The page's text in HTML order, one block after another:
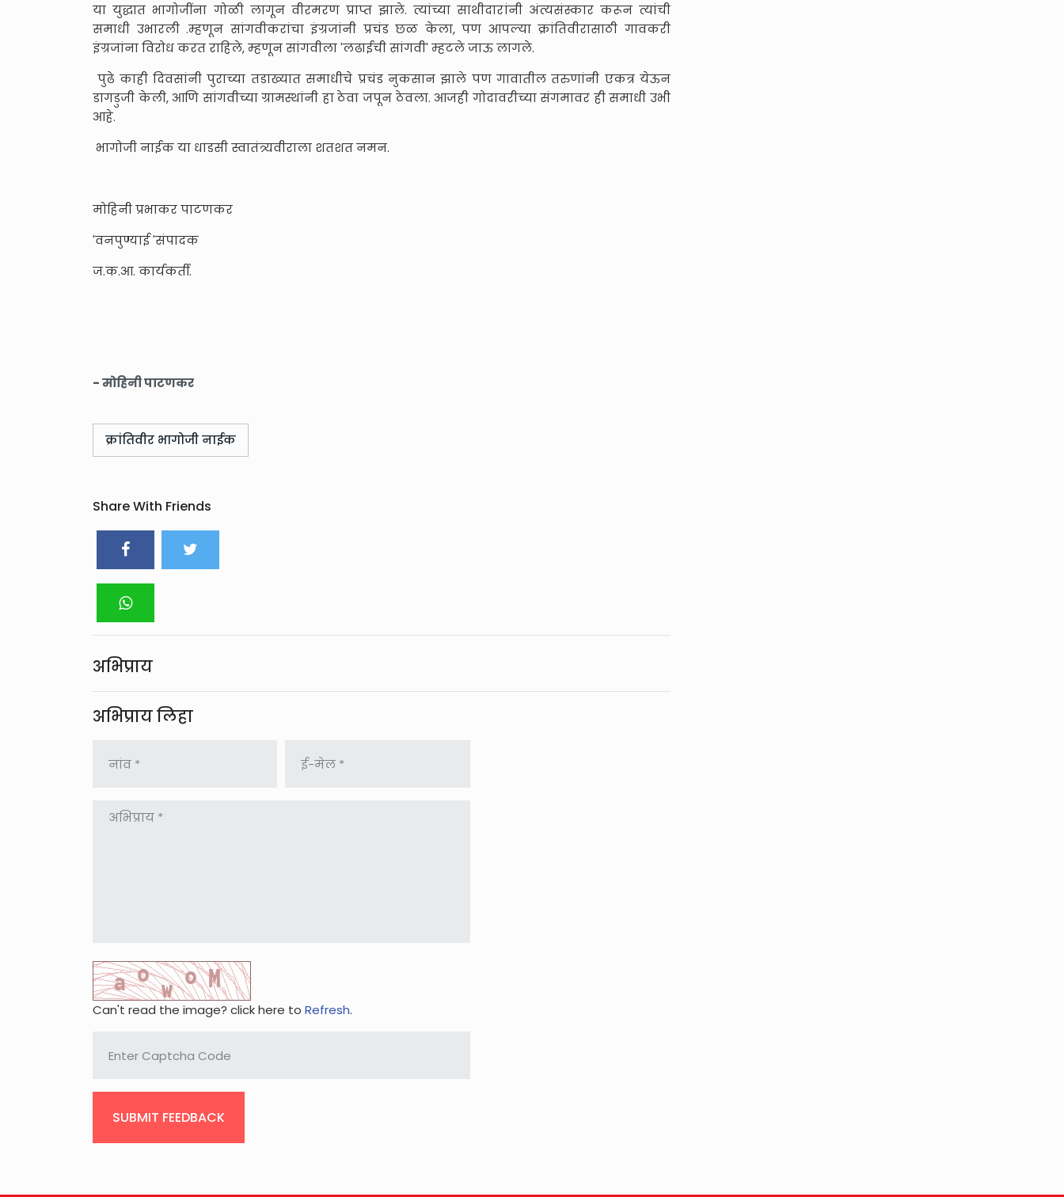
या युद्धात भागोजींना गोळी लागून वीरमरण प्राप्त झाले. त्यांच्या साथीदारांनी अंत्यसंस्कार करून त्यांची
समाधी उभारली .म्हणून सांगवीकरांचा इंग्रजांनी प्रचंड छळ केला, पण आपल्या क्रांतिवीरासाठी गावकरी
इंग्रजांना विरोध करत राहिले, म्हणून सांगवीला 'लढाईची सांगवी' म्हटले जाऊ लागले.
पुढे काही दिवसांनी पुराच्या तडाख्यात समाधीचे प्रचंड नुकसान झाले पण गावातील तरुणांनी एकत्र येऊन
डागडुजी केली, आणि सांगवीच्या ग्रामस्थांनी हा ठेवा जपून ठेवला. आजही गोदावरीच्या संगमावर ही समाधी उभी
आहे.
भागोजी नाईक या धाडसी स्वातंत्र्यवीराला शतशत नमन.
मोहिनी प्रभाकर पाटणकर
'वनपुण्याई 'संपादक
ज.क.आ. कार्यकर्ती.
- मोहिनी पाटणकर
क्रांतिवीर भागोजी नाईक
Share With Friends
अभिप्राय
अभिप्राय लिहा
Can't read the image? click here to Refresh.
SUBMIT FEEDBACK